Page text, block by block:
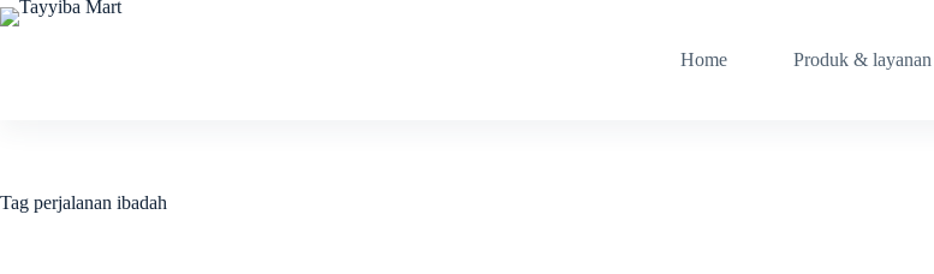
Skip
to
Home Produk & layanan
Tag perjalanan ibadah